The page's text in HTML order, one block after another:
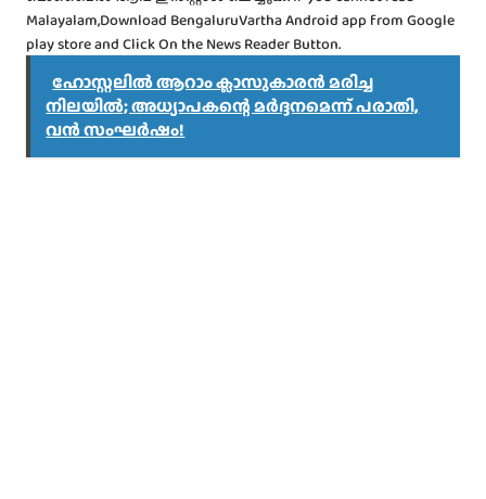
Malayalam,Download BengaluruVartha Android app from Google
play store and Click On the News Reader Button.
ഹോസ്റ്റലിൽ ആറാം ക്ലാസുകാരൻ മരിച്ച
നിലയിൽ; അധ്യാപകന്റെ മർദ്ദനമെന്ന് പരാതി,
വൻ സംഘർഷം!